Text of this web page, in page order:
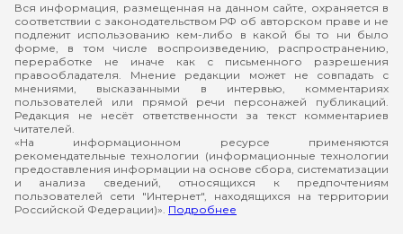
Вся информация, размещенная на данном сайте, охраняется в
соответствии с законодательством РФ об авторском праве и не
подлежит использованию кем-либо в какой бы то ни было
форме, в том числе воспроизведению, распространению,
переработке не иначе как с письменного разрешения
правообладателя. Мнение редакции может не совпадать с
мнениями, высказанными в интервью, комментариях
пользователей или прямой речи персонажей публикаций.
Редакция не несёт ответственности за текст комментариев
читателей.
«На информационном ресурсе применяются
рекомендательные технологии (информационные технологии
предоставления информации на основе сбора, систематизации
и анализа сведений, относящихся к предпочтениям
пользователей сети "Интернет", находящихся на территории
Российской Федерации)». Подробнее